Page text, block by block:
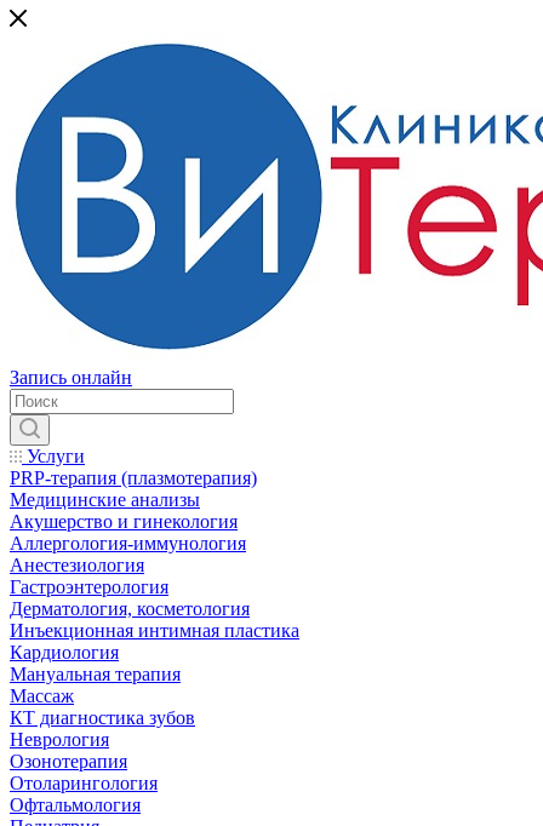
Запись онлайн
Услуги
PRP-терапия (плазмотерапия)
Медицинские анализы
Акушерство и гинекология
Аллергология-иммунология
Анестезиология
Гастроэнтерология
Дерматология, косметология
Инъекционная интимная пластика
Кардиология
Мануальная терапия
Массаж
КТ диагностика зубов
Неврология
Озонотерапия
Отоларингология
Офтальмология